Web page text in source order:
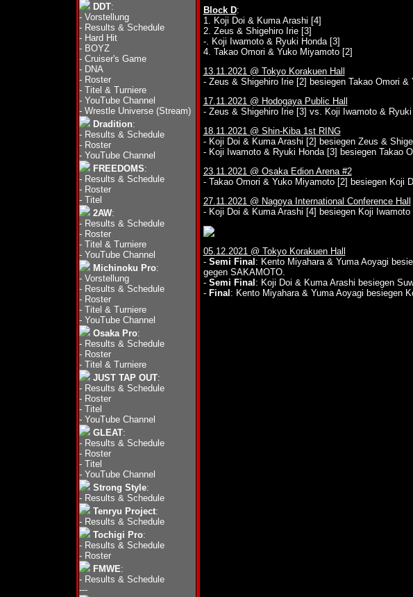
DDT:
- Vorstellung
- Results & Schedule
- Hard Hit
- BOYZ
- Cruiser's Game
- DNA
- Roster
- Titel & Turniere
- YouTube Channel
- Wrestle Universe (Stream)
Dradition:
- Results & Schedule
- Roster
- YouTube Channel
FREEDOMS:
- Results & Schedule
- Roster
- Titel
2AW:
- Results & Schedule
- Roster
- Titel & Turniere
- YouTube Channel
Michinoku Pro:
- Vorstellung
- Results & Schedule
- Roster
- Titel & Turniere
- YouTube Channel
Osaka Pro:
- Results & Schedule
- Roster
- Titel & Turniere
JUST TAP OUT:
- Results & Schedule
- Roster
- Titel
- YouTube Channel
GLEAT:
- Results & Schedule
- Roster
- Titel
- YouTube Channel
Strong Style:
- Results & Schedule
Tenryu Project:
- Results & Schedule
Tochigi Pro:
- Results & Schedule
- Roster
FMWE:
- Results & Schedule
---
Block D:
1. Koji Doi & Kuma Arashi [4]
2. Zeus & Shigehiro Irie [3]
-. Koji Iwamoto & Ryuki Honda [3]
4. Takao Omori & Yuko Miyamoto [2]
13.11.2021 @ Tokyo Korakuen Hall
- Zeus & Shigehiro Irie [2] besiegen Takao Omori &
17.11.2021 @ Hodogaya Public Hall
- Zeus & Shigehiro Irie [3] vs. Koji Iwamoto &
18.11.2021 @ Shin-Kiba 1st RING
- Koji Doi & Kuma Arashi [2] besiegen Zeus &
- Koji Iwamoto & Ryuki Honda [3] besiegen Takao
23.11.2021 @ Osaka Edion Arena #2
- Takao Omori & Yuko Miyamoto [2] besiegen Koji
27.11.2021 @ Nagoya International Conference Hall
- Koji Doi & Kuma Arashi [4] besiegen Koji Iwamoto
05.12.2021 @ Tokyo Korakuen Hall
- Semi Final : Kento Miyahara & Yuma Aoyagi
gegen SAKAMOTO.
- Semi Final : Koji Doi & Kuma Arashi besiegen
- Final : Kento Miyahara & Yuma Aoyagi besiegen